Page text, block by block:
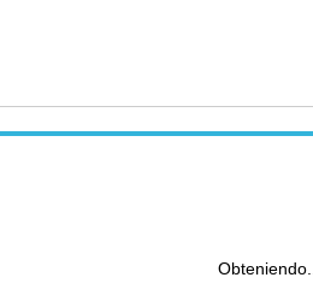
Obteniendo...